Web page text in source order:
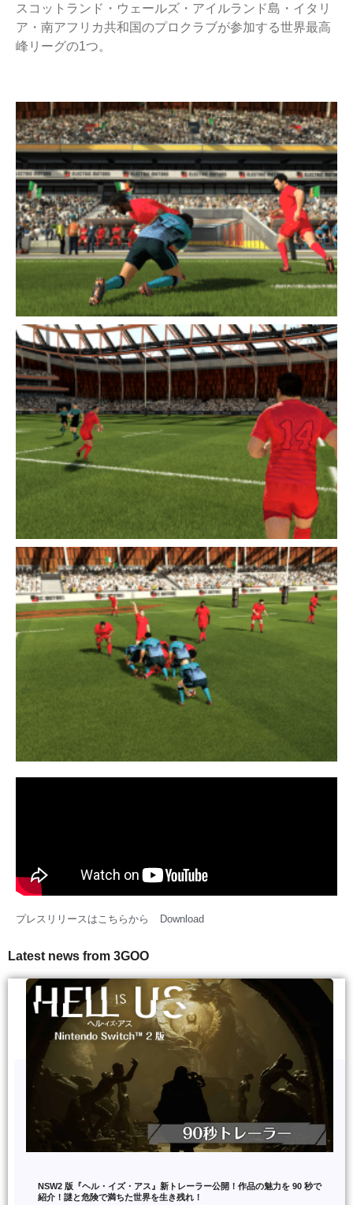
スコットランド・ウェールズ・アイルランド島・イタリ
ア・南アフリカ共和国のプロクラブが参加する世界最高
峰リーグの1つ。
プレスリリースはこちらから Download
Latest news from 3GOO
NSW2 版『ヘル・イズ・アス』新トレーラー公開！作品の魅力を 90 秒で
紹介！謎と危険で満ちた世界を生き残れ！